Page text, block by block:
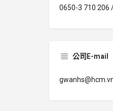
0650-3 710 206
公司E-mail